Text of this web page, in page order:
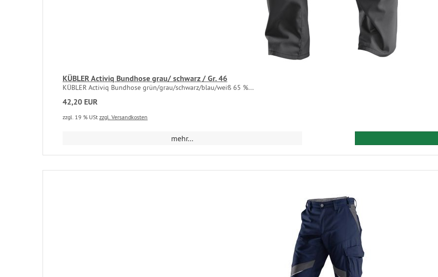
KÜBLER Activiq Bundhose grau/ schwarz / Gr. 46
KÜBLER Activiq Bundhose grün/grau/schwarz/blau/weiß 65 %...
42,20 EUR
zzgl. 19 % USt zzgl. Versandkosten
mehr...